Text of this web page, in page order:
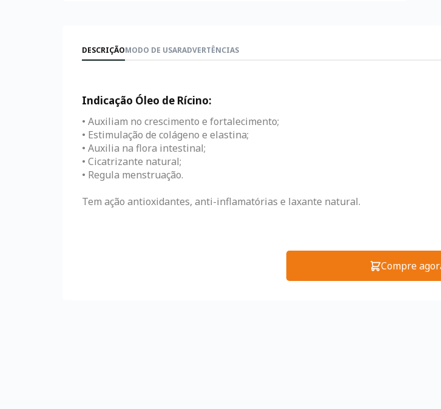
DESCRIÇÃOMODO DE USARADVERTÊNCIAS
Indicação Óleo de Rícino:
• Auxiliam no crescimento e fortalecimento;
• Estimulação de colágeno e elastina;
• Auxilia na flora intestinal;
• Cicatrizante natural;
• Regula menstruação.
Tem ação antioxidantes, anti-inflamatórias e laxante natural.
Compre